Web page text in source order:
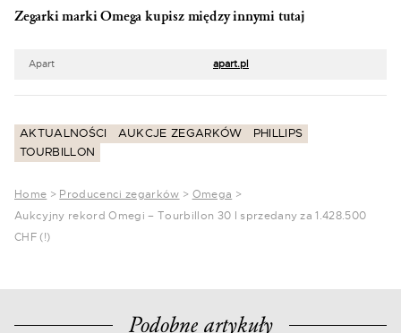
Zegarki marki Omega kupisz między innymi tutaj
Apart apart.pl
AKTUALNOŚCI AUKCJE ZEGARKÓW
PHILLIPS
TOURBILLON
Home > Producenci zegarków > Omega >
Aukcyjny rekord Omegi – Tourbillon 30 I sprzedany za 1.428.500
CHF (!)
Podobne artykuły